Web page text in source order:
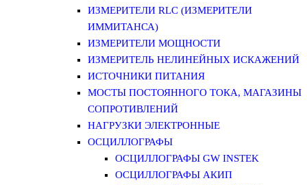
ИЗМЕРИТЕЛИ RLC (ИЗМЕРИТЕЛИ
ИММИТАНСА)
ИЗМЕРИТЕЛИ МОЩНОСТИ
ИЗМЕРИТЕЛЬ НЕЛИНЕЙНЫХ ИСКАЖЕНИЙ
ИСТОЧНИКИ ПИТАНИЯ
МОСТЫ ПОСТОЯННОГО ТОКА, МАГАЗИНЫ
СОПРОТИВЛЕНИЙ
НАГРУЗКИ ЭЛЕКТРОННЫЕ
ОСЦИЛЛОГРАФЫ
ОСЦИЛЛОГРАФЫ GW INSTEK
ОСЦИЛЛОГРАФЫ АКИП